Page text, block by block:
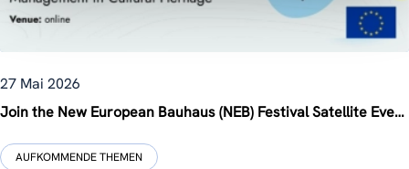
27 Mai 2026
Join the New European Bauhaus (NEB) Festival Satellite Event on 12 June 2026: “Creating a New Contemporary: NEB-led Research and Tools for Management in Cultural Heritage”, co-organised by ZSI within the 3rd INHERIT Multi-Stakeholder Forum
AUFKOMMENDE THEMEN